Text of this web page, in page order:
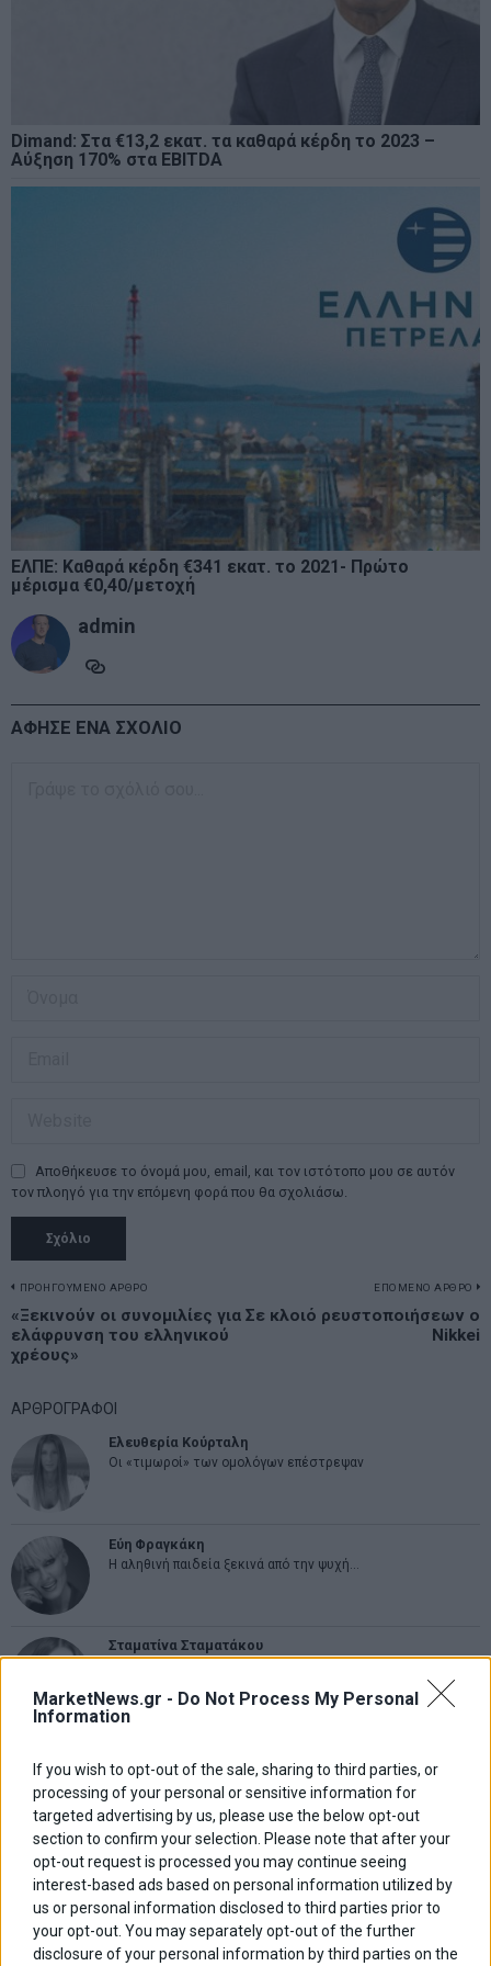
MarketNews.gr - Do Not Process My Personal
Information
If you wish to opt-out of the sale, sharing to third parties, or
processing of your personal or sensitive information for
targeted advertising by us, please use the below opt-out
section to confirm your selection. Please note that after your
opt-out request is processed you may continue seeing
interest-based ads based on personal information utilized by
us or personal information disclosed to third parties prior to
your opt-out. You may separately opt-out of the further
disclosure of your personal information by third parties on the
Dimand: Στα €13,2 εκατ. τα καθαρά κέρδη το 2023 –
Αύξηση 170% στα EBITDA
ΕΛΠΕ: Καθαρά κέρδη €341 εκατ. το 2021- Πρώτο
μέρισμα €0,40/μετοχή
admin
ΑΦΗΣΕ ΕΝΑ ΣΧΟΛΙΟ
Αποθήκευσε το όνομά μου, email, και τον ιστότοπο μου σε αυτόν
τον πλοηγό για την επόμενη φορά που θα σχολιάσω.
Πλοήγηση
άρθρων
ΠΡΟΗΓΟΥΜΕΝΟ ΑΡΘΡΟ
Previous
post:
«Ξεκινούν οι συνομιλίες για
ελάφρυνση του ελληνικού
χρέους»
ΕΠΟΜΕΝΟ ΑΡΘΡΟ
Σε κλοιό ρευστοποιήσεων ο
Nikkei
ΑΡΘΡΟΓΡΑΦΟΙ
Ελευθερία Κούρταλη
Οι «τιμωροί» των ομολόγων επέστρεψαν
Εύη Φραγκάκη
Η αληθινή παιδεία ξεκινά από την ψυχή…
Σταματίνα Σταματάκου
Από την αποθέωση στην καταγγελία: Η Ελλάδα πάντα
ψάχνει τον επόμενο Μεσσία
Νικόλαος Φουρτζής
MIT Sloan: Οι AI-driven επιχειρήσεις διαμορφώνουν το νέο
μοντέλο επιχειρηματικότητας
Θανάσης Κρητικός